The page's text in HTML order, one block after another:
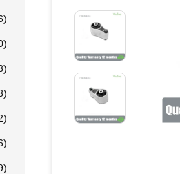
(96)
(20)
(23)
(63)
(22)
(36)
(269)